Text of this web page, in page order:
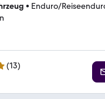
• Enduro/
(13)